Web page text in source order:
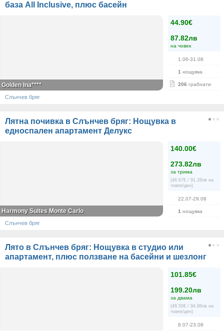
база All Inclusive, плюс басейн
44.90€
87.82лв
на човек
1.06-31.08
1 нощувка
206 грабнати
Golden Ina****
Слънчев бряг
Лятна почивка в Слънчев бряг: Нощувка в
едноспален апартамент Делукс
140.00€
273.82лв
за трима
(46.67€ / 91.28лв на
човек/ден)
22.07-29.08
1 нощувка
Harmony Suites Monte Carlo
Слънчев бряг
Лято в Слънчев бряг: Нощувка в студио или
апартамент, плюс ползване на басейни и шезлонг
101.85€
199.20лв
за двама
(48.50€ / 94.86лв на
човек/ден)
8.07-23.08